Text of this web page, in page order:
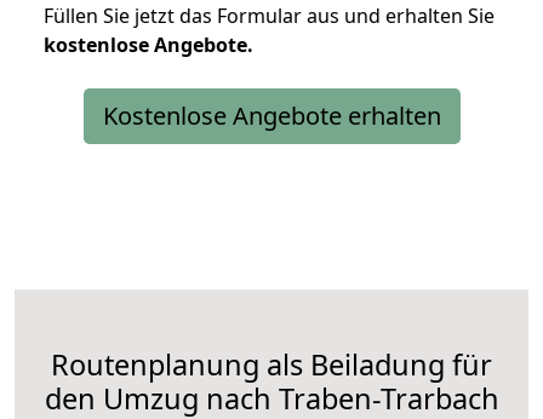
Füllen Sie jetzt das Formular aus und erhalten Sie
kostenloseAngebote.
Kostenlose Angebote erhalten
Routenplanung als Beiladung für
den Umzug nach Traben-Trarbach